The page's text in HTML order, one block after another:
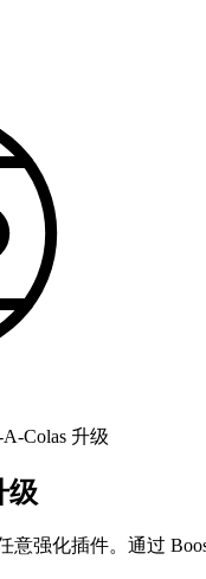
A-Colas 升级
级
意强化插件。通过